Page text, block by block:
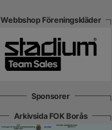
Webbshop Föreningskläder
Sponsorer
Arkivsida FOK Borås